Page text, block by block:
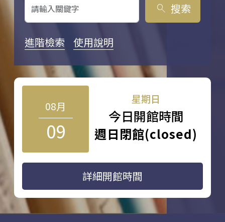
search 搜索
進階檢索 使用說明
08月
09
星期日
今日開館時間
週日閉館(closed)
詳細開館時間